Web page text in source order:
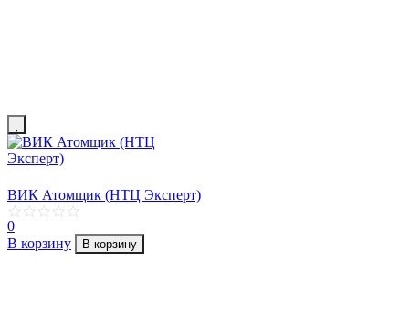
ВИК Атомщик (НТЦ Эксперт)
0
В корзину
В корзину